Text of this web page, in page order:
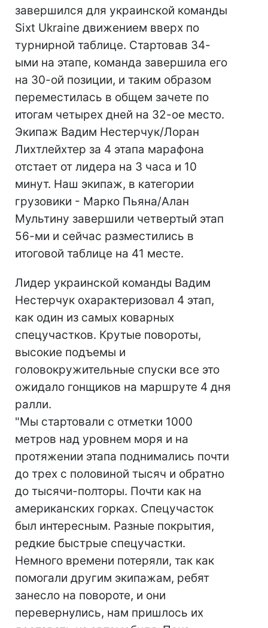
завершился для украинской команды
Sixt Ukraine движением вверх по
турнирной таблице. Стартовав 34-
ыми на этапе, команда завершила его
на 30-ой позиции, и таким образом
переместилась в общем зачете по
итогам четырех дней на 32-ое место.
Экипаж Вадим Нестерчук/Лоран
Лихтлейхтер за 4 этапа марафона
отстает от лидера на 3 часа и 10
минут. Наш экипаж, в категории
грузовики - Марко Пьяна/Алан
Мультину завершили четвертый этап
56-ми и сейчас разместились в
итоговой таблице на 41 месте.
Лидер украинской команды Вадим
Нестерчук охарактеризовал 4 этап,
как один из самых коварных
спецучастков. Крутые повороты,
высокие подъемы и
головокружительные спуски все это
ожидало гонщиков на маршруте 4 дня
ралли.
"Мы стартовали с отметки 1000
метров над уровнем моря и на
протяжении этапа поднимались почти
до трех с половиной тысяч и обратно
до тысячи-полторы. Почти как на
американских горках. Спецучасток
был интересным. Разные покрытия,
редкие быстрые спецучастки.
Немного времени потеряли, так как
помогали другим экипажам, ребят
занесло на повороте, и они
перевернулись, нам пришлось их